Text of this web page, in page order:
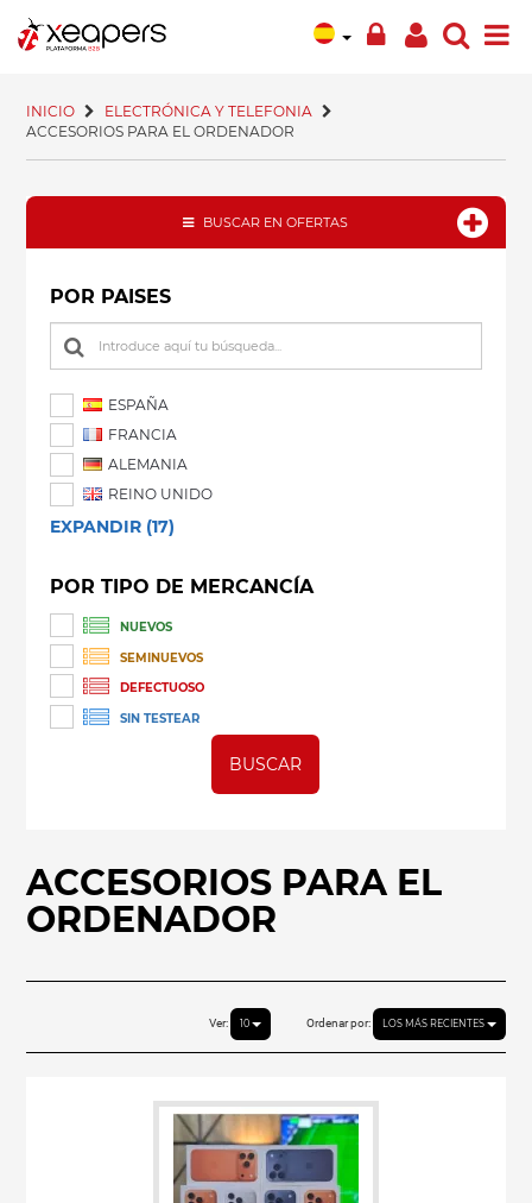
INICIO
ELECTRÓNICA Y TELEFONIA
ACCESORIOS PARA EL ORDENADOR
BUSCAR EN OFERTAS
POR PAISES
ESPAÑA
FRANCIA
ALEMANIA
REINO UNIDO
EXPANDIR (17)
POR TIPO DE MERCANCÍA
NUEVOS
SEMINUEVOS
DEFECTUOSO
SIN TESTEAR
BUSCAR
ACCESORIOS PARA EL
ORDENADOR
Ordenar por: LOS MÁS RECIENTES
Ver: 10